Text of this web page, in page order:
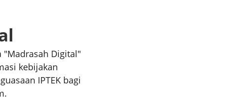
"Madrasah Digital"
kebijakan
IPTEK bagi